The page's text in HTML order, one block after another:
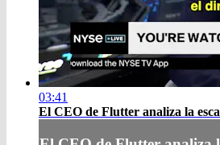
03:41
El CEO de Flutter analiza la